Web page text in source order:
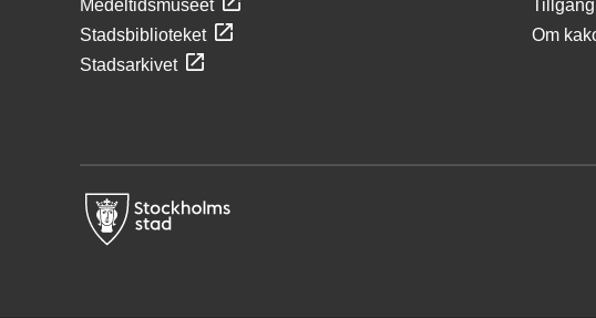
Medeltidsmuseet
Stadsbiblioteket
Stadsarkivet
Om